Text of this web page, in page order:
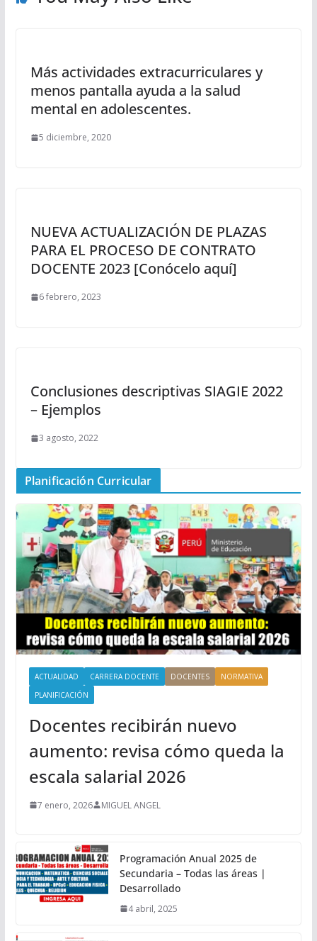
Más actividades extracurriculares y
menos pantalla ayuda a la salud
mental en adolescentes.
5 diciembre, 2020
NUEVA ACTUALIZACIÓN DE PLAZAS
PARA EL PROCESO DE CONTRATO
DOCENTE 2023 [Conócelo aquí]
6 febrero, 2023
Conclusiones descriptivas SIAGIE 2022
– Ejemplos
3 agosto, 2022
Planificación Curricular
ACTUALIDAD CARRERA DOCENTE DOCENTES
NORMATIVA
PLANIFICACIÓN
Docentes recibirán nuevo
aumento: revisa cómo queda la
escala salarial 2026
7 enero, 2026 MIGUEL ANGEL
Programación Anual 2025 de
Secundaria – Todas las áreas |
Desarrollado
4 abril, 2025